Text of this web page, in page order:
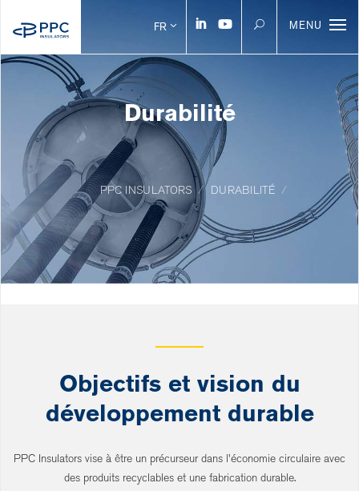
FR MENU
Durabilité
PPC INSULATORS DURABILITÉ
Objectifs et vision du
développement durable
PPC Insulators vise à être un précurseur dans l'économie circulaire avec
des produits recyclables et une fabrication durable.